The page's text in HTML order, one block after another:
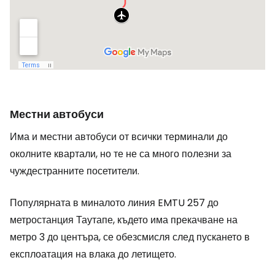
Местни автобуси
Има и местни автобуси от всички терминали до
околните квартали, но те не са много полезни за
чуждестранните посетители.
Популярната в миналото линия EMTU 257 до
метростанция Таутапе, където има прекачване на
метро 3 до центъра, се обезсмисля след пускането в
експлоатация на влака до летището.